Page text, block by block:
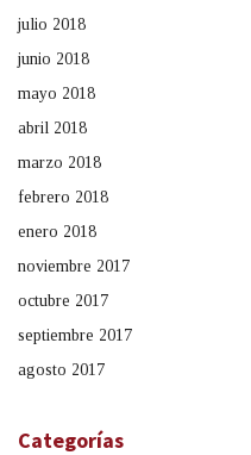
julio 2018
junio 2018
mayo 2018
abril 2018
marzo 2018
febrero 2018
enero 2018
noviembre 2017
octubre 2017
septiembre 2017
agosto 2017
Categorías